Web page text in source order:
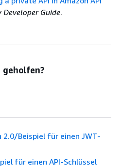
Developer Guide.
geholfen?
2.0/Beispiel für einen JWT-
für einen API-Schlüssel